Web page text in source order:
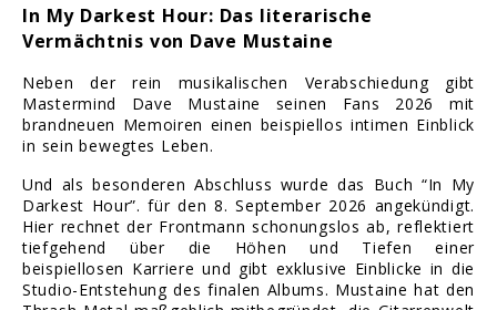
In My Darkest Hour: Das literarische
Vermächtnis von Dave Mustaine
Neben der rein musikalischen Verabschiedung gibt
Mastermind Dave Mustaine seinen Fans 2026 mit
brandneuen Memoiren einen beispiellos intimen Einblick
in sein bewegtes Leben.
Und als besonderen Abschluss wurde das Buch “In My
Darkest Hour”. für den 8. September 2026 angekündigt.
Hier rechnet der Frontmann schonungslos ab, reflektiert
tiefgehend über die Höhen und Tiefen einer
beispiellosen Karriere und gibt exklusive Einblicke in die
Studio-Entstehung des finalen Albums. Mustaine hat den